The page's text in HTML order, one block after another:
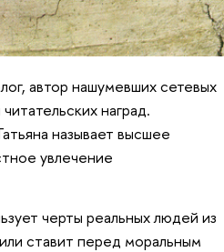
автор нашумевших сетевых
наград.
называет высшее
увлечение
черты реальных людей из
ставит перед моральным